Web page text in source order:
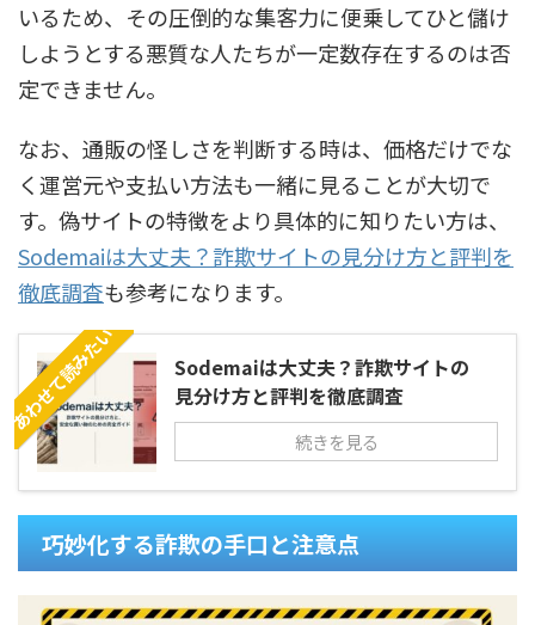
いるため、その圧倒的な集客力に便乗してひと儲け
しようとする悪質な人たちが一定数存在するのは否
定できません。
なお、通販の怪しさを判断する時は、価格だけでな
く運営元や支払い方法も一緒に見ることが大切で
す。偽サイトの特徴をより具体的に知りたい方は、
Sodemaiは大丈夫？詐欺サイトの見分け方と評判を
徹底調査も参考になります。
あわせて読みたい
Sodemaiは大丈夫？詐欺サイトの
見分け方と評判を徹底調査
続きを見る
巧妙化する詐欺の手口と注意点